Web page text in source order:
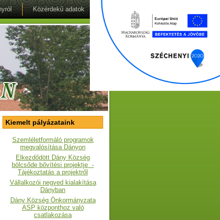
Közérdekű adatok
Kiemelt pályázataink
Szemléletformáló programok
megvalósítása Dányon
Elkezdődött Dány Község
bölcsőde bővítési projektje -
Tájékoztatás a projektről
Vállalkozói negyed kialakítása
Dányban
Dány Község Önkormányzata
ASP központhoz való
csatlakozása